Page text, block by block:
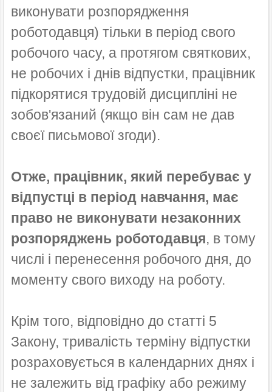
виконувати розпорядження
роботодавця) тільки в період свого
робочого часу, а протягом святкових,
не робочих і днів відпустки, працівник
підкорятися трудовій дисципліні не
зобов'язаний (якщо він сам не дав
своєї письмової згоди).
Отже, працівник, який перебуває у
відпустці в період навчання, має
право не виконувати незаконних
розпоряджень роботодавця, в тому
числі і перенесення робочого дня, до
моменту свого виходу на роботу.
Крім того, відповідно до статті 5
Закону, тривалість терміну відпустки
розраховується в календарних днях і
не залежить від графіку або режиму